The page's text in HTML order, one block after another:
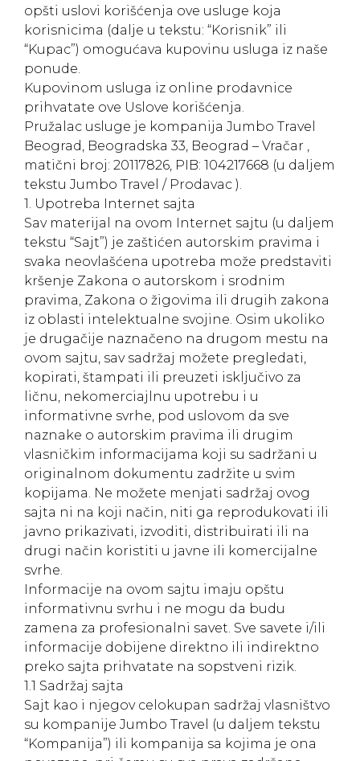
opšti uslovi korišćenja ove usluge koja
korisnicima (dalje u tekstu: “Korisnik” ili
“Kupac”) omogućava kupovinu usluga iz naše
ponude.
Kupovinom usluga iz online prodavnice
prihvatate ove Uslove korišćenja.
Pružalac usluge je kompanija Jumbo Travel
Beograd, Beogradska 33, Beograd – Vračar ,
matični broj: 20117826, PIB: 104217668 (u daljem
tekstu Jumbo Travel / Prodavac ).
1. Upotreba Internet sajta
Sav materijal na ovom Internet sajtu (u daljem
tekstu “Sajt”) je zaštićen autorskim pravima i
svaka neovlašćena upotreba može predstaviti
kršenje Zakona o autorskom i srodnim
pravima, Zakona o žigovima ili drugih zakona
iz oblasti intelektualne svojine. Osim ukoliko
je drugačije naznačeno na drugom mestu na
ovom sajtu, sav sadržaj možete pregledati,
kopirati, štampati ili preuzeti isključivo za
ličnu, nekomerciajlnu upotrebu i u
informativne svrhe, pod uslovom da sve
naznake o autorskim pravima ili drugim
vlasničkim informacijama koji su sadržani u
originalnom dokumentu zadržite u svim
kopijama. Ne možete menjati sadržaj ovog
sajta ni na koji način, niti ga reprodukovati ili
javno prikazivati, izvoditi, distribuirati ili na
drugi način koristiti u javne ili komercijalne
svrhe.
Informacije na ovom sajtu imaju opštu
informativnu svrhu i ne mogu da budu
zamena za profesionalni savet. Sve savete i/ili
informacije dobijene direktno ili indirektno
preko sajta prihvatate na sopstveni rizik.
1.1 Sadržaj sajta
Sajt kao i njegov celokupan sadržaj vlasništvo
su kompanije Jumbo Travel (u daljem tekstu
“Kompanija”) ili kompanija sa kojima je ona